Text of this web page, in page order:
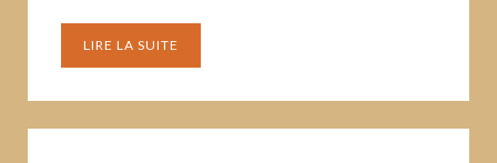
LIRE LA SUITE